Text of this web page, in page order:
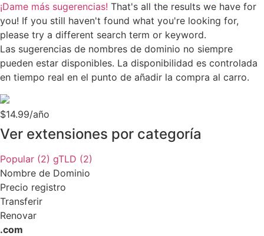
¡Dame más sugerencias! That's all the results we have for
you! If you still haven't found what you're looking for,
please try a different search term or keyword.
Las sugerencias de nombres de dominio no siempre
pueden estar disponibles. La disponibilidad es controlada
en tiempo real en el punto de añadir la compra al carro.
$14.99/año
Ver extensiones por categoría
Popular (2) gTLD (2)
Nombre de Dominio
Precio registro
Transferir
Renovar
.com